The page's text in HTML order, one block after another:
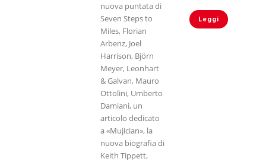
nuova puntata di
Seven Steps to
Miles, Florian
Arbenz, Joel
Harrison, Björn
Meyer, Leonhart
& Galvan, Mauro
Ottolini, Umberto
Damiani, un
articolo dedicato
a «Mujician», la
nuova biografia di
Keith Tippett,
Leggi